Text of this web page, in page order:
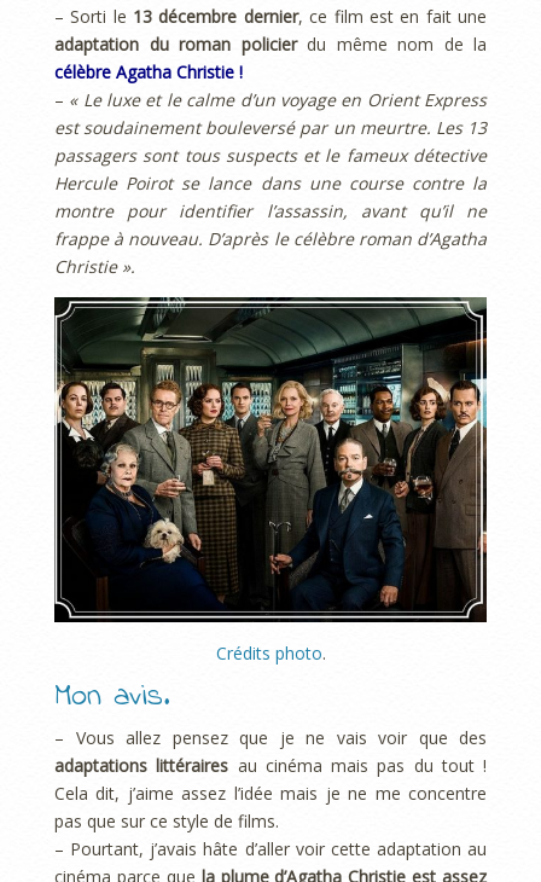
– Sorti le 13 décembre dernier, ce film est en fait une
adaptation du roman policier du même nom de la
célèbre Agatha Christie !
– « Le luxe et le calme d’un voyage en Orient Express
est soudainement bouleversé par un meurtre. Les 13
passagers sont tous suspects et le fameux détective
Hercule Poirot se lance dans une course contre la
montre pour identifier l’assassin, avant qu’il ne
frappe à nouveau. D’après le célèbre roman d’Agatha
Christie ».
Crédits photo.
Mon avis.
– Vous allez pensez que je ne vais voir que des
adaptations littéraires au cinéma mais pas du tout !
Cela dit, j’aime assez l’idée mais je ne me concentre
pas que sur ce style de films.
– Pourtant, j’avais hâte d’aller voir cette adaptation au
cinéma parce que la plume d’Agatha Christie est assez